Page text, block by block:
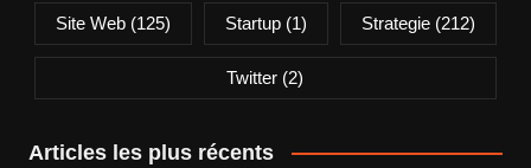
Site Web(125) Startup (1) Strategie (212)
Twitter (2)
Articles les plus récents